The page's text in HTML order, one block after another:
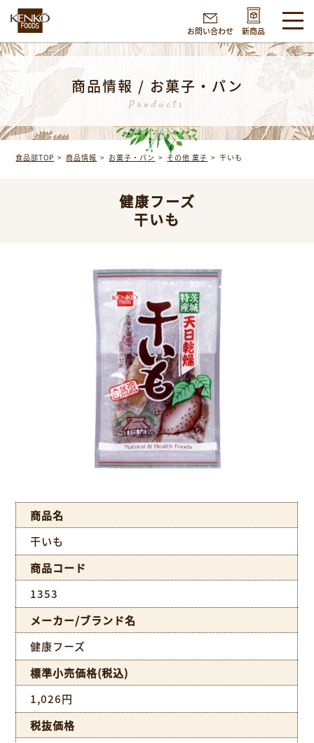
お問い合わせ 新商品
商品情報 / お菓子・パン
Products
食品部TOP 商品情報 お菓子・パン その他 菓子 干いも
健康フーズ
干いも
商品名
干いも
商品コード
1353
メーカー/ブランド名
健康フーズ
標準小売価格(税込)
1,026円
税抜価格